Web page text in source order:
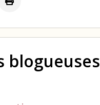
blogueuses